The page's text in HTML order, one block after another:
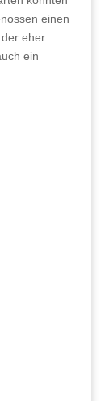
einen
eher
ein